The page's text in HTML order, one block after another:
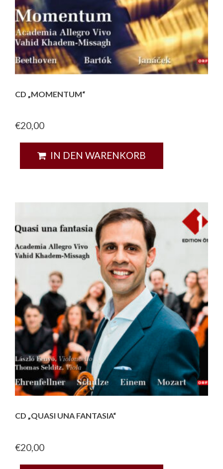
CD „MOMENTUM“
€20,00
IN DEN WARENKORB
CD „QUASI UNA FANTASIA“
€20,00